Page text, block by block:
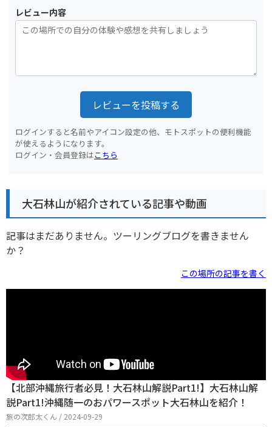
レビュー内容
レビューを投稿する
ログインすると名前やアイコン設定の他、モトスポットの便利機能
が使えるようになります。
ログイン・会員登録はこちら
大石林山が紹介されている記事や動画
記事はまだありません。ツーリングブログを書きません
か？
この場所の記事を書く
【北部沖縄旅行者必見！大石林山解説Part1!】大石林山解
説Part1!沖縄随一のおパワースポット大石林山を紹介！
旅の次郎太くん / 2024-09-29